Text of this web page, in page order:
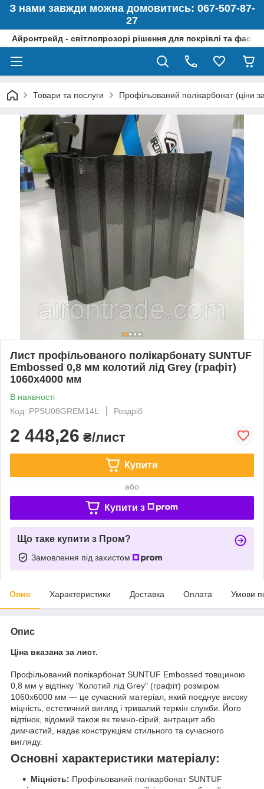
З нами завжди можна домовитись: 067-507-87-
27
Айронтрейд - світлопрозорі рішення для покрівлі та
Товари та послуги Профільований полікарбонат (ціни
Лист профільованого полікарбонату SUNTUF
Embossed 0,8 мм колотий лід Grey (графіт)
1060x4000 мм
В наявності
Код: PPSU08GREM14L
Роздріб
2 448,26 ₴/лист
Купити
або
Купити з
Що таке купити з Пром?
Замовлення під захистом
Опис Характеристики Доставка Оплата Умови
Опис
Ціна вказана за лист.
Профільований полікарбонат SUNTUF Embossed товщиною
0,8 мм у відтінку "Колотий лід Grey" (графіт) розміром
1060x6000 мм — це сучасний матеріал, який поєднує високу
міцність, естетичний вигляд і тривалий термін служби. Його
відтінок, відомий також як темно-сірий, антрацит або
димчастий, надає конструкціям стильного та сучасного
вигляду.
Основні характеристики матеріалу:
Міцність: Профільований полікарбонат SUNTUF